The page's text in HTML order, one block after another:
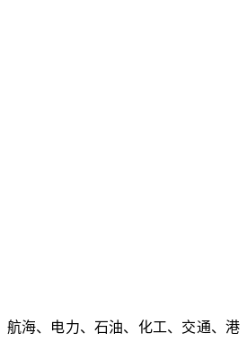
海、电力、石油、化工、交通、港